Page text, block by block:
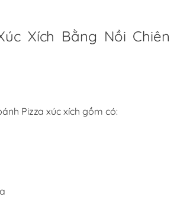
Xích Bằng Nồi Chiên
Pizza xúc xích gồm có: